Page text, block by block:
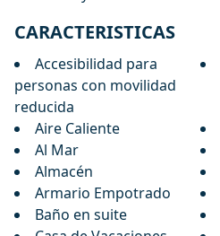
CARACTERISTICAS
Accesibilidad para
personas con movilidad
reducida
Aire Caliente
Al Mar
Almacén
Armario Empotrado
Baño en suite